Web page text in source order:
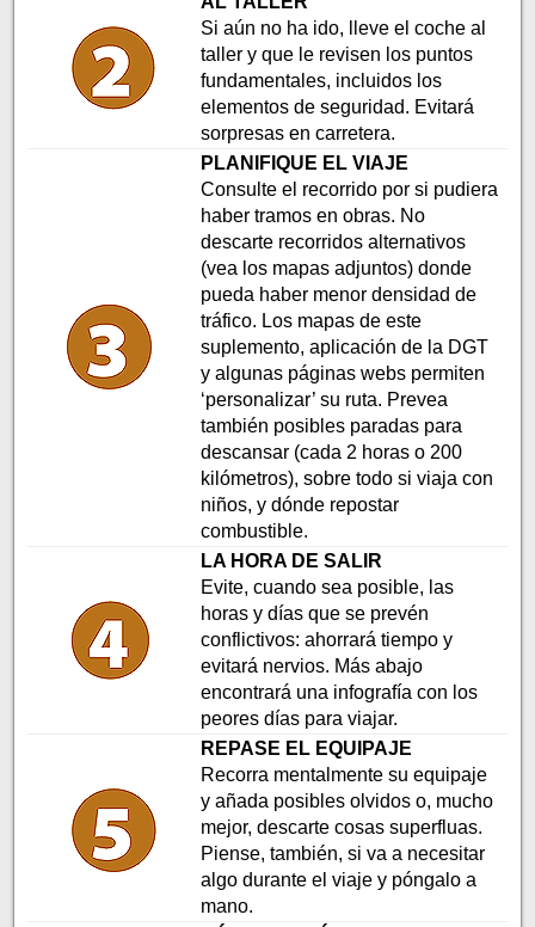
Si aún no ha ido, lleve el coche al
taller y que le revisen los puntos
fundamentales, incluidos los
elementos de seguridad. Evitará
sorpresas en carretera.
PLANIFIQUE EL VIAJE
Consulte el recorrido por si pudiera
haber tramos en obras. No
descarte recorridos alternativos
(vea los mapas adjuntos) donde
pueda haber menor densidad de
tráfico. Los mapas de este
suplemento, aplicación de la DGT
y algunas páginas webs permiten
‘personalizar’ su ruta. Prevea
también posibles paradas para
descansar (cada 2 horas o 200
kilómetros), sobre todo si viaja con
niños, y dónde repostar
combustible.
LA HORA DE SALIR
Evite, cuando sea posible, las
horas y días que se prevén
conflictivos: ahorrará tiempo y
evitará nervios. Más abajo
encontrará una infografía con los
peores días para viajar.
REPASE EL EQUIPAJE
Recorra mentalmente su equipaje
y añada posibles olvidos o, mucho
mejor, descarte cosas superfluas.
Piense, también, si va a necesitar
algo durante el viaje y póngalo a
mano.